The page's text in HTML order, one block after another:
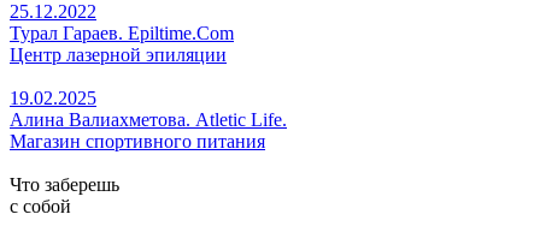
25.12.2022
Турал Гараев. Epiltime.Com
Центр лазерной эпиляции
19.02.2025
Алина Валиахметова. Atletic Life.
Магазин спортивного питания
Что заберешь
с собой